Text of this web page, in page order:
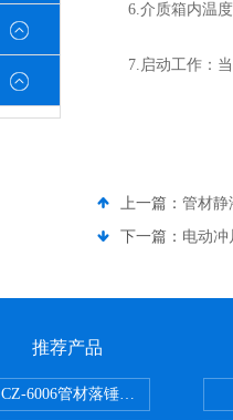
6.介质箱内温度
7.启动工作：当
上一篇： 管材静
下一篇： 电动冲
推荐产品
CZ-6006管材落锤冲击试验机